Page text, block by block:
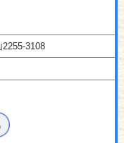
3108